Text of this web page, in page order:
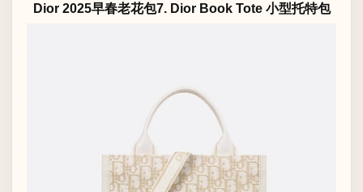
Dior 2025早春老花包7. Dior Book Tote 小型托特包